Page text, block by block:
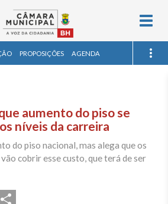
PROPOSIÇÕES AGENDA
aumento do piso se
níveis da carreira
do piso nacional, mas alega que os
cobrir esse custo, que terá de ser
Email